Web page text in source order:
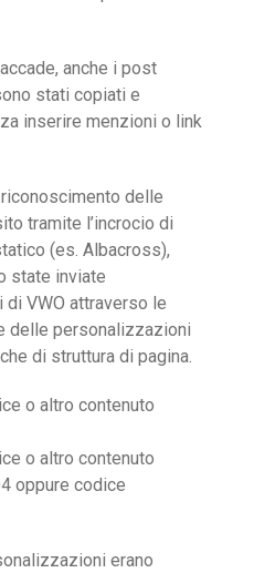
anche i post
stati copiati e
inserire menzioni o link
delle
tramite l’incrocio di
(es. Albacross),
state inviate
VWO attraverso le
delle personalizzazioni
di struttura di pagina.
o altro contenuto
o altro contenuto
oppure codice
erano